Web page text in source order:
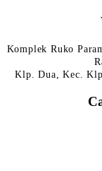
Komplek Ruko
Klp. Dua, Kec.